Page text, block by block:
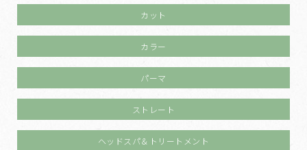
カット
カラー
パーマ
ストレート
ヘッドスパ＆トリートメント